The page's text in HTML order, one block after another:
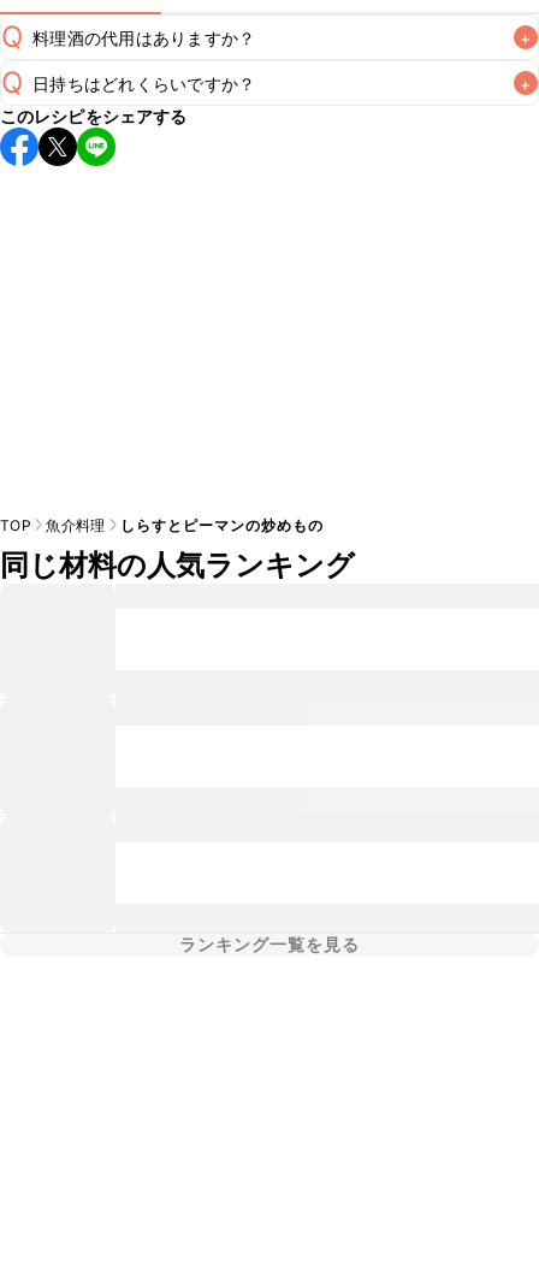
Q 料理酒の代用はありますか？ +
A
Q 日持ちはどれくらいですか？ +
保存期間は冷蔵で翌日中が目安です。なるべくお早めにお召
し上がりください。
このレシピをシェアする
TOP 魚介料理 しらすとピーマンの炒めもの
同じ材料の人気ランキング
ランキング一覧を見る